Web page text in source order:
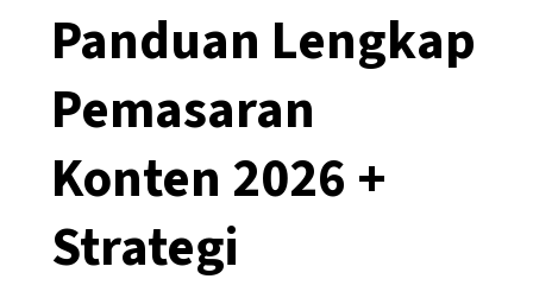
Panduan Lengkap
Pemasaran
Konten 2026 +
Strategi